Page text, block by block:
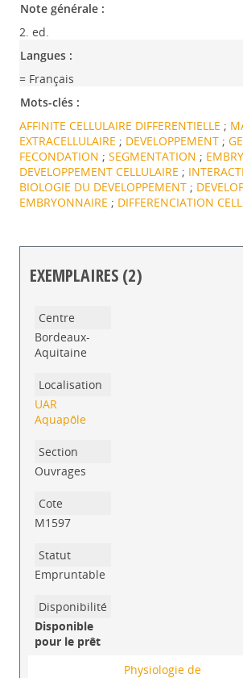
Note générale :
2. ed.
Langues :
= Français
Mots-clés :
AFFINITE CELLULAIRE DIFFERENTIELLE ;
EXTRACELLULAIRE ; DEVELOPPEMENT ;
FECONDATION ;SEGMENTATION ;
DEVELOPPEMENT CELLULAIRE ;
BIOLOGIE DU DEVELOPPEMENT ;
EMBRYONNAIRE ; DIFFERENCIATION
EXEMPLAIRES (2)
Bordeaux-
Aquitaine
UAR
Aquapôle
Ouvrages
M1597
Empruntable
Disponible
pour le prêt
Physiologie de